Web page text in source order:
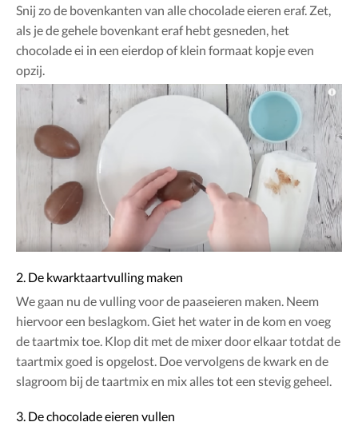
Snij zo de bovenkanten van alle chocolade eieren eraf. Zet,
als je de gehele bovenkant eraf hebt gesneden, het
chocolade ei in een eierdop of klein formaat kopje even
opzij.
2. De kwarktaartvulling maken
We gaan nu de vulling voor de paaseieren maken. Neem
hiervoor een beslagkom. Giet het water in de kom en voeg
de taartmix toe. Klop dit met de mixer door elkaar totdat de
taartmix goed is opgelost. Doe vervolgens de kwark en de
slagroom bij de taartmix en mix alles tot een stevig geheel.
3. De chocolade eieren vullen